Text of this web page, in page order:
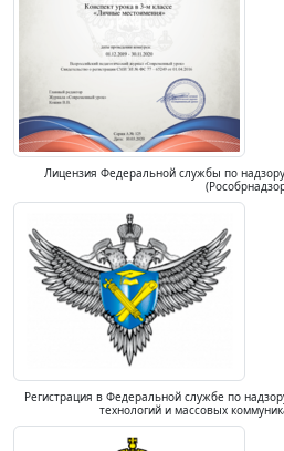
Лицензия Федеральной службы по
Регистрация в Федеральной службе по
технологий и массовых